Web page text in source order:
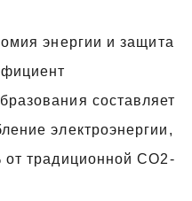
энергии и защита
составляет
электроэнергии,
от традиционной СО2-